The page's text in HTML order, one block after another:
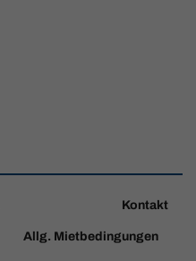
Kontakt
Allg. Mietbedingungen